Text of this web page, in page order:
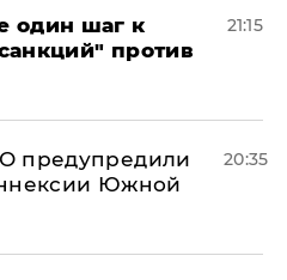
один шаг к
против
21:15
предупредили
Южной
20:35